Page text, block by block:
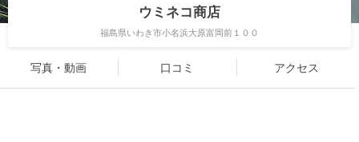
ウミネコ商店
福島県いわき市小名浜大原富岡前１００
写真・動画 口コミ アクセス